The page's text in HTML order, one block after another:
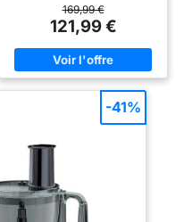
une Variété de Tâches de
Cuisine
du niveau. Qu'il s'agisse de
préparer des smoothies ou de
hacher de la viande, il est
parfait pour des recettes
créatives et une cuisine qui
permet de gagner du temps.
【Moteur puissant de 1500 W】
Avec des vitesses allant jusqu'à
20 000 tr/min. Gère facilement
même les ingrédients durs et
convient à la pâte à pain, à la
résultats rapides et constants.
【Version améliorée -
Caractéristiques】 Accessoires
169,99 €
121,99 €
-41%